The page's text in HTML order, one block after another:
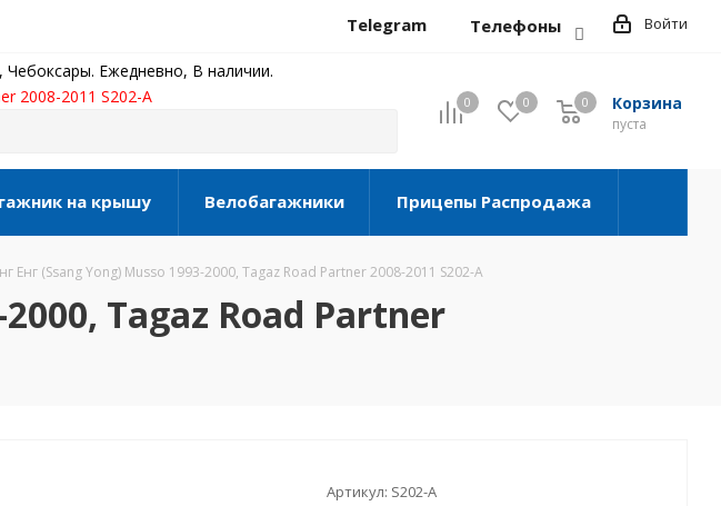
Войти
Telegram Телефоны
Ежедневно, В наличии.
2008-2011 S202-A
0 0 Корзина
0
пуста
0
на крышу Велобагажники Прицепы Распродажа
Енг (Ssang Yong) Musso 1993-2000, Tagaz Road Partner 2008-2011 S202-A
Tagaz Road Partner
Артикул: S202-A